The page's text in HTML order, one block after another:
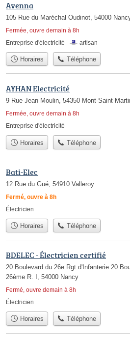
Avenna
105 Rue du Maréchal Oudinot, 54000
Fermée, ouvre demain à 8h
Entreprise d'électricité - artisan
Horaires Téléphone
AYHAN Electricité
9 Rue Jean Moulin, 54350 Mont-Saint-
Fermée, ouvre demain à 8h
Entreprise d'électricité
Horaires Téléphone
Bati-Elec
12 Rue du Gué, 54910 Valleroy
Fermé, ouvre à 8h
Électricien
Horaires Téléphone
BDELEC - Électricien certifié
20 Boulevard du 26e Rgt d'Infanterie 20
26ème R. I, 54000 Nancy
Fermé, ouvre demain à 8h
Électricien
Horaires Téléphone